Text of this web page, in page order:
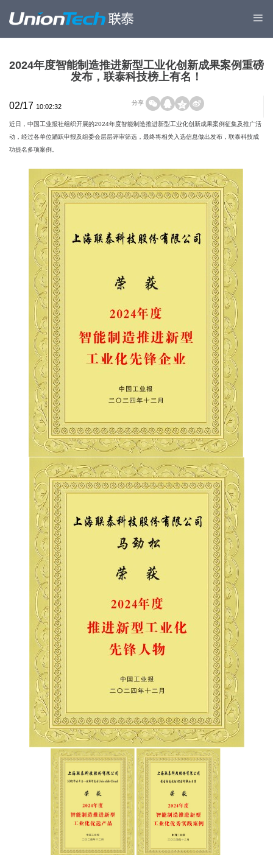
2024年度智能制造推进新型工业化创新成果案例重磅
发布，联泰科技榜上有名！
02/17 10:02:32
分享
近日，中国工业报社组织开展的2024年度智能制造推进新型工业化创新成果案例征集及推广活
动，经过各单位踊跃申报及组委会层层评审筛选，最终将相关入选信息做出发布，联泰科技成
功提名多项案例。